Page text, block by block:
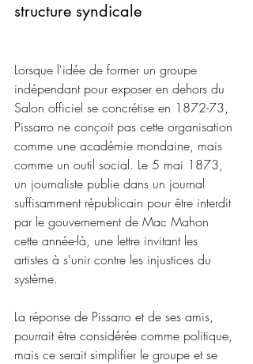
structure syndicale
Lorsque l'idée de former un groupe
indépendant pour exposer en dehors du
Salon officiel se concrétise en 1872-73,
Pissarro ne conçoit pas cette organisation
comme une académie mondaine, mais
comme un outil social. Le 5 mai 1873,
un journaliste publie dans un journal
suffisamment républicain pour être interdit
par le gouvernement de Mac Mahon
cette année-là, une lettre invitant les
artistes à s'unir contre les injustices du
système.
La réponse de Pissarro et de ses amis,
pourrait être considérée comme politique,
mais ce serait simplifier le groupe et se